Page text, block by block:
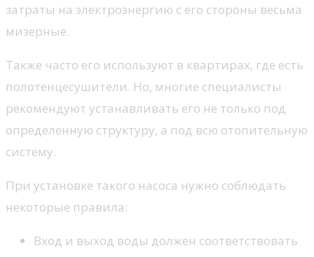
затраты на электроэнергию с его стороны весьма
мизерные.
Также часто его используют в квартирах, где есть
полотенцесушители. Но, многие специалисты
рекомендуют устанавливать его не только под
определенную структуру, а под всю отопительную
систему.
При установке такого насоса нужно соблюдать
некоторые правила:
Вход и выход воды должен соответствовать